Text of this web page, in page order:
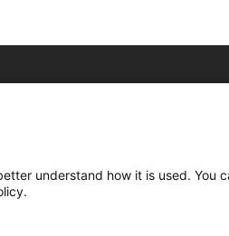
understand how it is used.